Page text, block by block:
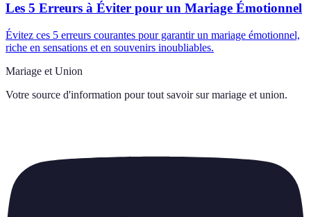
Les 5 Erreurs à Éviter pour un Mariage Émotionnel
Évitez ces 5 erreurs courantes pour garantir un mariage émotionnel,
riche en sensations et en souvenirs inoubliables.
Mariage et Union
Votre source d'information pour tout savoir sur mariage et union.